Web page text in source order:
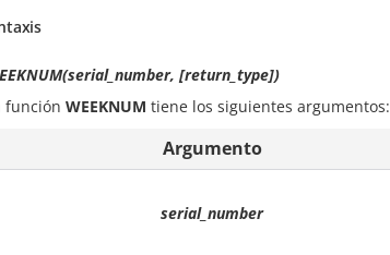
[return_type])
función WEEKNUM tiene los siguientes argumentos:
Argumento
serial_number